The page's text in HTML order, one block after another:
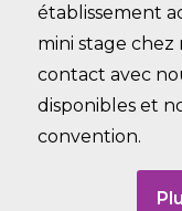
établissement
mini stage chez
contact avec
disponibles et
convention.